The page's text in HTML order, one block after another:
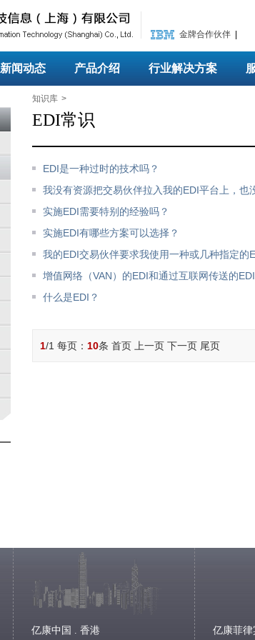
金牌合作伙伴
新闻动态 产品介绍 行业解决方案
知识库 >
EDI常识
EDI是一种过时的技术吗？
我没有资源把交易伙伴拉入我的EDI平台上，也
实施EDI需要特别的经验吗？
实施EDI有哪些方案可以选择？
我的EDI交易伙伴要求我使用一种或几种指定的
增值网络（VAN）的EDI和通过互联网传送的
什么是EDI？
1/1 每页： 10条 首页 上一页 下一页 尾页
亿康中国 . 香港 亿康菲律